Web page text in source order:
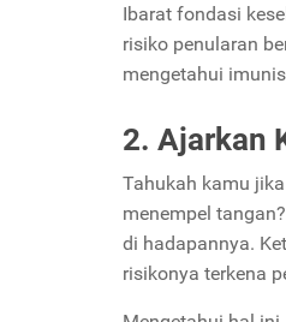
Ibarat fondasi
risiko penularan
mengetahui
2. Ajarkan
Tahukah kamu
menempel
di hadapannya.
risikonya terkena